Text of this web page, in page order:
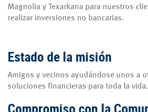
Magnolia y Texarkana para nuestros
realizar inversiones no bancarias.
Estado de la misión
Amigos y vecinos ayudándose unos a
soluciones financieras para toda la vida.